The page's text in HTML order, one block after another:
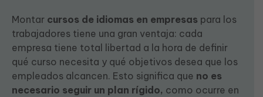
Montar cursos de idiomas en empresas para los
trabajadores tiene una gran ventaja: cada
empresa tiene total libertad a la hora de definir
qué curso necesita y qué objetivos desea que los
empleados alcancen. Esto significa que no es
necesario seguir un plan rígido, como ocurre en